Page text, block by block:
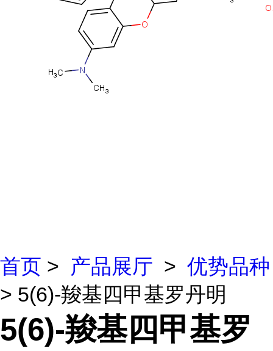
首页 > 产品展厅 > 优势品种
> 5(6)-羧基四甲基罗丹明
5(6)-羧基四甲基罗